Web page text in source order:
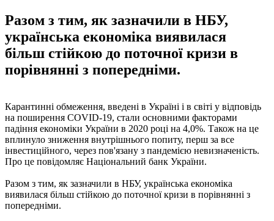
Разом з тим, як зазначили в НБУ,
українська економіка виявилася
більш стійкою до поточної кризи в
порівнянні з попередніми.
Карантинні обмеження, введені в Україні і в світі у відповідь
на поширення COVID-19, стали основними факторами
падіння економіки України в 2020 році на 4,0%. Також на це
вплинуло зниження внутрішнього попиту, перш за все
інвестиційного, через пов'язану з пандемією невизначеність.
Про це повідомляє Національний банк України.
Разом з тим, як зазначили в НБУ, українська економіка
виявилася більш стійкою до поточної кризи в порівнянні з
попередніми.